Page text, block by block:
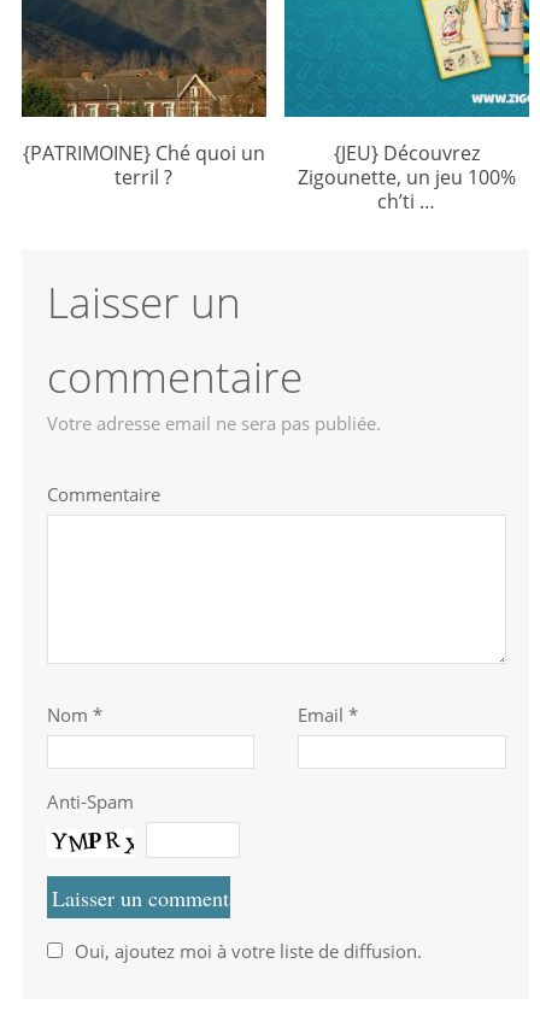
{PATRIMOINE} Ché quoi un
terril ?
{JEU} Découvrez
Zigounette, un jeu 100%
ch’ti …
Laisser un
commentaire
Votre adresse email ne sera pas publiée.
Commentaire
Nom * Email *
Anti-Spam
Oui, ajoutez moi à votre liste de diffusion.